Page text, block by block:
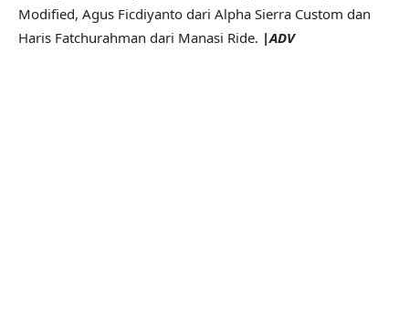
Modified, Agus Ficdiyanto dari Alpha Sierra Custom dan
Haris Fatchurahman dari Manasi Ride. |ADV